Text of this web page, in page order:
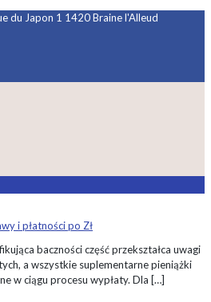
du Japon 1 1420 Braine l'Alleud
i płatności po Zł
baczności część przekształca uwagi
a wszystkie suplementarne pieniążki
w ciągu procesu wypłaty. Dla […]